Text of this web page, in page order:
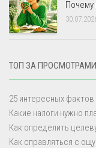
Почему
ТОП ЗА ПРОСМОТРАМИ
25 интересных
Какие налоги нужно
Как определить
Как справляться с